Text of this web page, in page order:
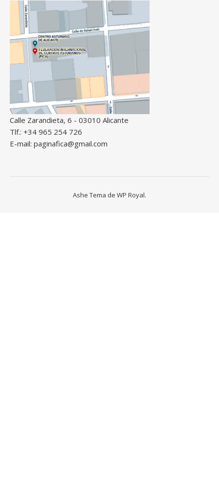
Calle Zarandieta, 6 - 03010 Alicante
Tlf.: +34 965 254 726
E-mail: paginafica@gmail.com
Ashe Tema de WP Royal.